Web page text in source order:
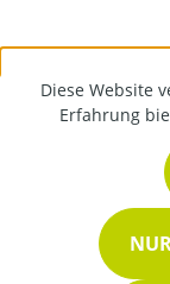
Diese Website
Erfahrung